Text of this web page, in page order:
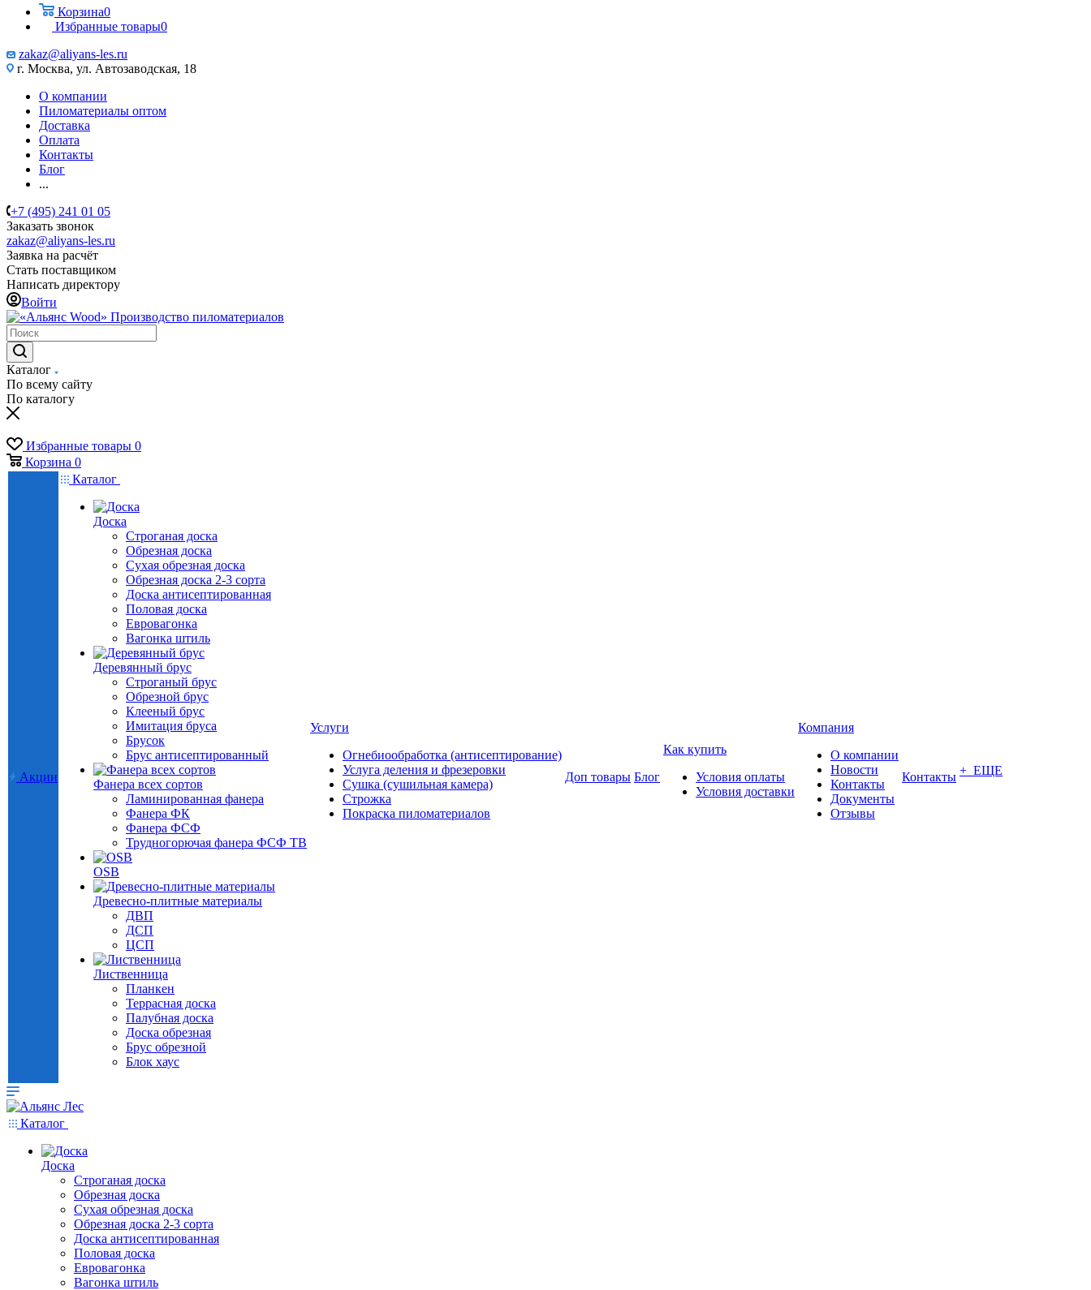
Корзина0
Избранные товары0
zakaz@aliyans-les.ru
г. Москва, ул. Автозаводская, 18
О компании
Пиломатериалы оптом
Доставка
Оплата
Контакты
Блог
...
+7 (495) 241 01 05
Заказать звонок
zakaz@aliyans-les.ru
Заявка на расчёт
Стать поставщиком
Написать директору
Войти
Производство пиломатериалов
Каталог
По всему сайту
По каталогу
Избранные товары 0
Корзина 0
Акции
Каталог
Доска
Строганая доска
Обрезная доска
Сухая обрезная доска
Обрезная доска 2-3 сорта
Доска антисептированная
Половая доска
Евровагонка
Вагонка штиль
Деревянный брус
Строганый брус
Обрезной брус
Клееный брус
Имитация бруса
Брусок
Брус антисептированный
Фанера всех сортов
Ламинированная фанера
Фанера ФК
Фанера ФСФ
Трудногорючая фанера ФСФ ТВ
OSB
Древесно-плитные материалы
ДВП
ДСП
ЦСП
Лиственница
Планкен
Террасная доска
Палубная доска
Доска обрезная
Брус обрезной
Блок хаус
Услуги
Огнебиообработка (антисептирование)
Услуга деления и фрезеровки
Сушка (сушильная камера)
Строжка
Покраска пиломатериалов
Доп товары Блог
Как купить
Условия оплаты
Условия доставки
Компания
О компании
Новости
Контакты
Документы
Отзывы
Контакты + ЕЩЕ
Каталог
Доска
Строганая доска
Обрезная доска
Сухая обрезная доска
Обрезная доска 2-3 сорта
Доска антисептированная
Половая доска
Евровагонка
Вагонка штиль